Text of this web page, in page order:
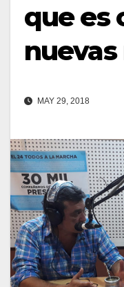
que es
nuevas
MAY 29, 2018